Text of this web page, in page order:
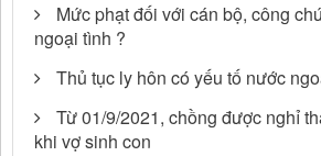
Mức phạt đối với cán bộ, công
ngoại tình ?
Thủ tục ly hôn có yếu tố nước
Từ 01/9/2021, chồng được nghỉ
khi vợ sinh con